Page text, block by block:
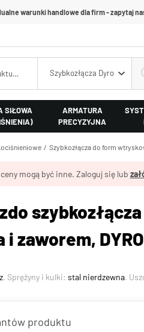
warunki handlowe dla firm - zapytaj
Szybkozłącza Dyros seria 40
SIŁOWA
ARMATURA
PRECYZYJNA
Szybkozłącza do form
mogą być inne. Zaloguj się lub
i zaworem,
. Sprężyny i kulki: stal nierdzewna.
produktu